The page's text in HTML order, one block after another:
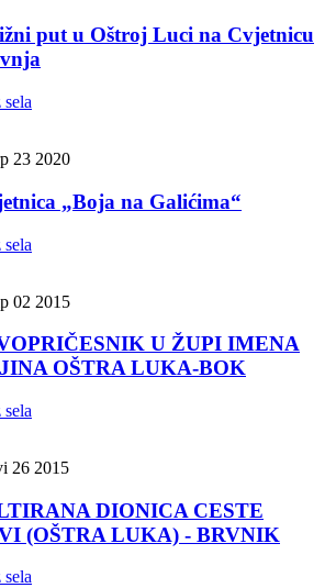
put u Oštroj Luci na Cvjetnicu
23 2020
„Boja na Galićima“
02 2015
U ŽUPI IMENA
OŠTRA LUKA-BOK
26 2015
DIONICA CESTE
(OŠTRA LUKA) - BRVNIK